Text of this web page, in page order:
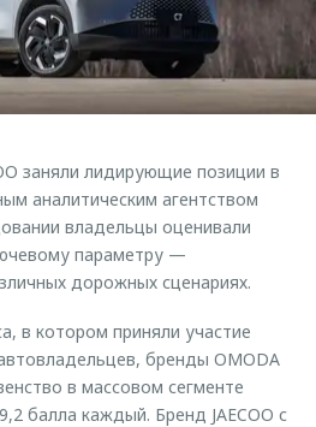
заняли лидирующие позиции в
аналитическим агентством
владельцы оценивали
параметру —
дорожных сценариях.
в котором приняли участие
бренды OMODA
в массовом сегменте
балла каждый. Бренд JAECOO с